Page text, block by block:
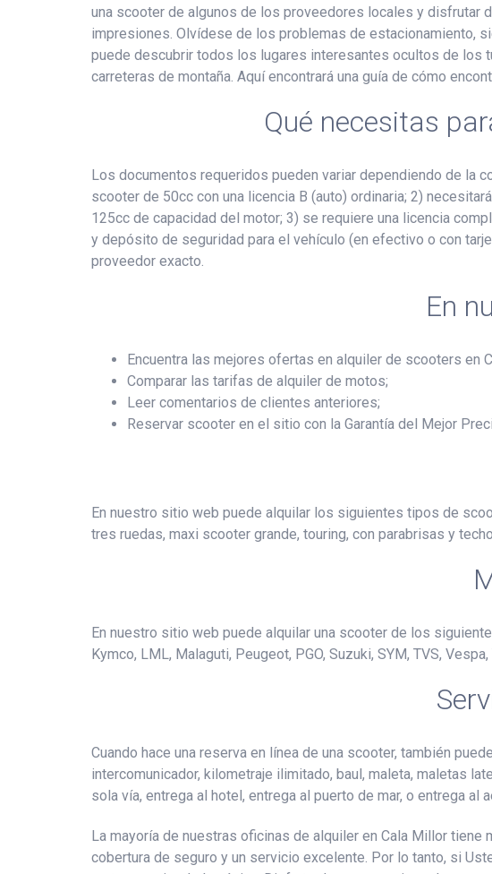
una scooter de algunos de los proveedores locales y disfrutar
impresiones. Olvídese de los problemas de estacionamiento,
puede descubrir todos los lugares interesantes ocultos de los
carreteras de montaña. Aquí encontrará una guía de cómo
Qué necesitas
Los documentos requeridos pueden variar dependiendo de la
scooter de 50cc con una licencia B (auto) ordinaria; 2)
125cc de capacidad del motor; 3) se requiere una licencia
y depósito de seguridad para el vehículo (en efectivo o con
proveedor exacto.
En
Encuentra las mejores ofertas en alquiler de scooters en
Comparar las tarifas de alquiler de motos;
Leer comentarios de clientes anteriores;
Reservar scooter en el sitio con la Garantía del Mejor
En nuestro sitio web puede alquilar los siguientes tipos de
tres ruedas, maxi scooter grande, touring, con parabrisas y
En nuestro sitio web puede alquilar una scooter de los
Kymco, LML, Malaguti, Peugeot, PGO, Suzuki, SYM, TVS, Vespa,
Cuando hace una reserva en línea de una scooter, también
intercomunicador, kilometraje ilimitado, baul, maleta, maletas
sola vía, entrega al hotel, entrega al puerto de mar, o entrega al
La mayoría de nuestras oficinas de alquiler en Cala Millor
cobertura de seguro y un servicio excelente. Por lo tanto, si